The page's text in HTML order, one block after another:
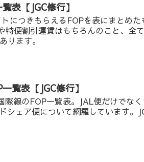
表【JGC修行】
につきもらえるFOPを表にまとめた
特便割引運賃はもちろんのこと、全
ります。
覧表【JGC修行】
際線のFOP一覧表。JAL便だけでな
シェア便について網羅しています。